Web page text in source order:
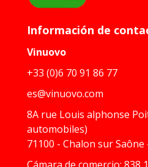
Información de
Vinuovo
+33 (0)6 70 91 86 77
es@vinuovo.com
8A rue Louis alphonse
automobiles)
71100 - Chalon sur Saône